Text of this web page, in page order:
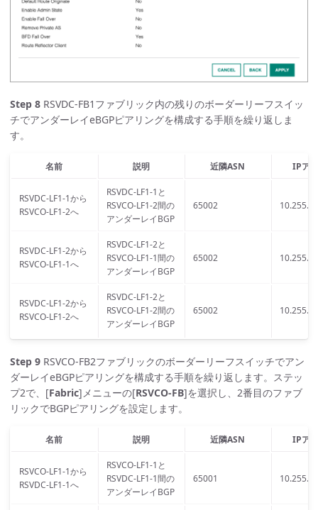
Step 8 RSVDC-FB1ファブリック内の残りのボーダーリーフスイッ
チでアンダーレイeBGPピアリングを構成する手順を繰り返しま
す。
名前 説明 近隣ASN IPア
RSVDC-LF1-1から
RSVCO-LF1-2へ
RSVDC-LF1-1と
RSVCO-LF1-2間の
アンダーレイBGP
65002
RSVDC-LF1-2から
RSVCO-LF1-1へ
RSVDC-LF1-2と
RSVCO-LF1-1間の
アンダーレイBGP
65002
RSVDC-LF1-2から
RSVCO-LF1-2へ
RSVDC-LF1-2と
RSVCO-LF1-2間の
アンダーレイBGP
65002
Step 9 RSVCO-FB2ファブリックのボーダーリーフスイッチでアン
ダーレイeBGPピアリングを構成する手順を繰り返します。ステッ
プ2で、[Fabric]メニューの[RSVCO-FB]を選択し、2番目のファブ
リックでBGPピアリングを設定します。
名前 説明 近隣ASN IPア
RSVCO-LF1-1から
RSVDC-LF1-1へ
RSVCO-LF1-1と
RSVDC-LF1-1間の
アンダーレイBGP
65001